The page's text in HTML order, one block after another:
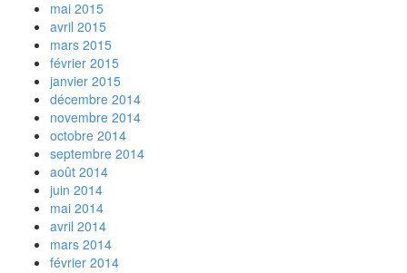
mai 2015
avril 2015
mars 2015
février 2015
janvier 2015
décembre 2014
novembre 2014
octobre 2014
septembre 2014
août 2014
juin 2014
mai 2014
avril 2014
mars 2014
février 2014